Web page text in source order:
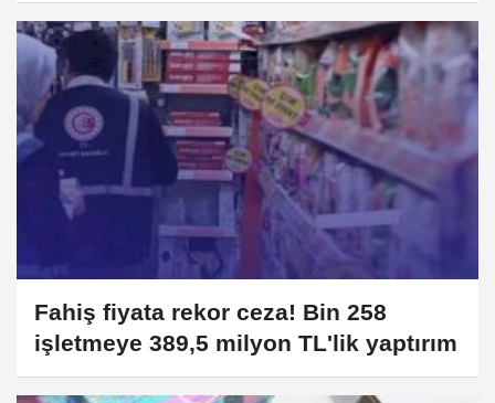
Fahiş fiyata rekor ceza! Bin 258
işletmeye 389,5 milyon TL'lik yaptırım